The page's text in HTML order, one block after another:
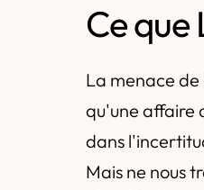
Ce que
La menace
qu'une affaire
dans
Mais ne nous